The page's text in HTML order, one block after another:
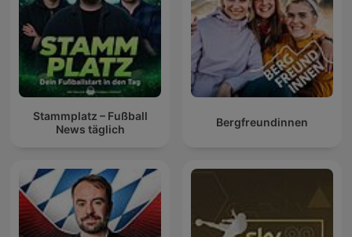
Stammplatz – Fußball
News täglich
Bergfreundinnen